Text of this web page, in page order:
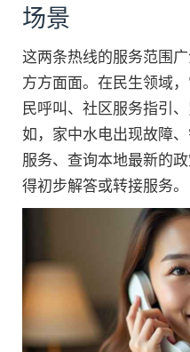
场景
这两条热线的服务范围
方方面面。在民生领域
民呼叫、社区服务指引
如，家中水电出现故障
服务、查询本地最新的
得初步解答或转接服务。